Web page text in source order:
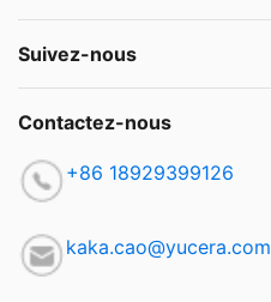
Suivez-nous
Contactez-nous
+86 18929399126
kaka.cao@yucera.com